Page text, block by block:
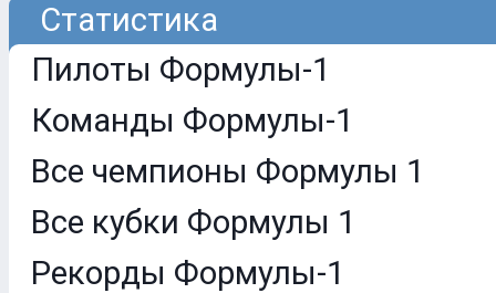
Статистика
Пилоты Формулы-1
Команды Формулы-1
Все чемпионы Формулы 1
Все кубки Формулы 1
Рекорды Формулы-1